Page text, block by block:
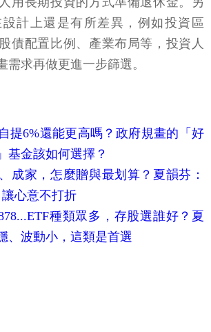
計上還是有所差異，例如投資區
債配置比例、產業布局等，投資人
需求再做更進一步篩選。
提6%還能更高嗎？政府規畫的「好
基金該如何選擇？
成家，怎麼贈與最划算？夏韻芬：
心意不打折
種類眾多，存股選誰好？夏
、波動小，這類是首選